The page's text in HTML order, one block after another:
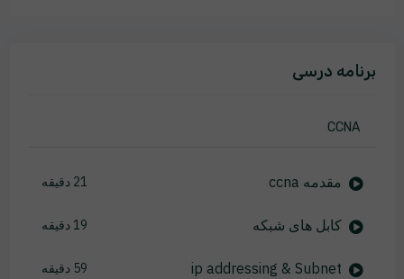
برنامه درسی
CCNA
مقدمه ccna 21 دقیقه
کابل های شبکه 19 دقیقه
ip addressing & Subnet 59 دقیقه